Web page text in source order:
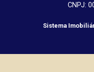
CNPJ:
Sistema